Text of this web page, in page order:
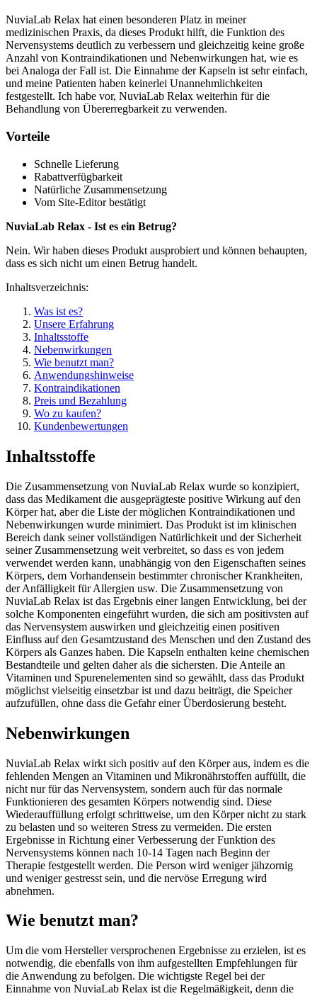
NuviaLab Relax hat einen besonderen Platz in meiner
medizinischen Praxis, da dieses Produkt hilft, die Funktion des
Nervensystems deutlich zu verbessern und gleichzeitig keine große
Anzahl von Kontraindikationen und Nebenwirkungen hat, wie es
bei Analoga der Fall ist. Die Einnahme der Kapseln ist sehr einfach,
und meine Patienten haben keinerlei Unannehmlichkeiten
festgestellt. Ich habe vor, NuviaLab Relax weiterhin für die
Behandlung von Übererregbarkeit zu verwenden.
Vorteile
Schnelle Lieferung
Rabattverfügbarkeit
Natürliche Zusammensetzung
Vom Site-Editor bestätigt
NuviaLab Relax - Ist es ein Betrug?
Nein. Wir haben dieses Produkt ausprobiert und können behaupten,
dass es sich nicht um einen Betrug handelt.
Inhaltsverzeichnis:
Was ist es?
Unsere Erfahrung
Inhaltsstoffe
Nebenwirkungen
Wie benutzt man?
Anwendungshinweise
Kontraindikationen
Preis und Bezahlung
Wo zu kaufen?
Kundenbewertungen
Inhaltsstoffe
Die Zusammensetzung von NuviaLab Relax wurde so konzipiert,
dass das Medikament die ausgeprägteste positive Wirkung auf den
Körper hat, aber die Liste der möglichen Kontraindikationen und
Nebenwirkungen wurde minimiert. Das Produkt ist im klinischen
Bereich dank seiner vollständigen Natürlichkeit und der Sicherheit
seiner Zusammensetzung weit verbreitet, so dass es von jedem
verwendet werden kann, unabhängig von den Eigenschaften seines
Körpers, dem Vorhandensein bestimmter chronischer Krankheiten,
der Anfälligkeit für Allergien usw. Die Zusammensetzung von
NuviaLab Relax ist das Ergebnis einer langen Entwicklung, bei der
solche Komponenten eingeführt wurden, die sich am positivsten auf
das Nervensystem auswirken und gleichzeitig einen positiven
Einfluss auf den Gesamtzustand des Menschen und den Zustand des
Körpers als Ganzes haben. Die Kapseln enthalten keine chemischen
Bestandteile und gelten daher als die sichersten. Die Anteile an
Vitaminen und Spurenelementen sind so gewählt, dass das Produkt
möglichst vielseitig einsetzbar ist und dazu beiträgt, die Speicher
aufzufüllen, ohne dass die Gefahr einer Überdosierung besteht.
Nebenwirkungen
NuviaLab Relax wirkt sich positiv auf den Körper aus, indem es die
fehlenden Mengen an Vitaminen und Mikronährstoffen auffüllt, die
nicht nur für das Nervensystem, sondern auch für das normale
Funktionieren des gesamten Körpers notwendig sind. Diese
Wiederauffüllung erfolgt schrittweise, um den Körper nicht zu stark
zu belasten und so weiteren Stress zu vermeiden. Die ersten
Ergebnisse in Richtung einer Verbesserung der Funktion des
Nervensystems können nach 10-14 Tagen nach Beginn der
Therapie festgestellt werden. Die Person wird weniger jähzornig
und weniger gestresst sein, und die nervöse Erregung wird
abnehmen.
Wie benutzt man?
Um die vom Hersteller versprochenen Ergebnisse zu erzielen, ist es
notwendig, die ebenfalls von ihm aufgestellten Empfehlungen für
die Anwendung zu befolgen. Die wichtigste Regel bei der
Einnahme von NuviaLab Relax ist die Regelmäßigkeit, denn die